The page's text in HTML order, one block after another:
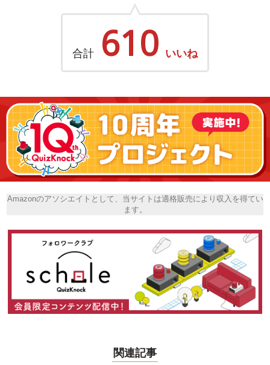
合計 610 いいね
Amazonのアソシエイトとして、当サイトは適格販売により収入を得てい
ます。
関連記事